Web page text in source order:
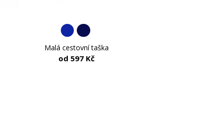
Malá cestovní taška
od 597 Kč